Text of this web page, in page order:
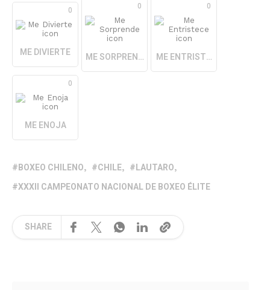
0
ME DIVIERTE
0
ME SORPRENDE
0
ME ENTRISTECE
0
ME ENOJA
BOXEO CHILENO CHILE
LAUTARO
XXXII CAMPEONATO NACIONAL DE BOXEO ÉLITE
SHARE